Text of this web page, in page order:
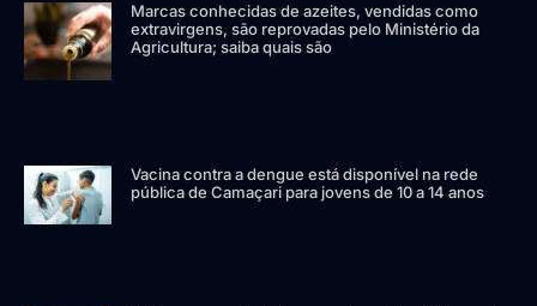
Marcas conhecidas de azeites, vendidas como
extravirgens, são reprovadas pelo Ministério da
Agricultura; saiba quais são
Vacina contra a dengue está disponível na rede
pública de Camaçari para jovens de 10 a 14 anos